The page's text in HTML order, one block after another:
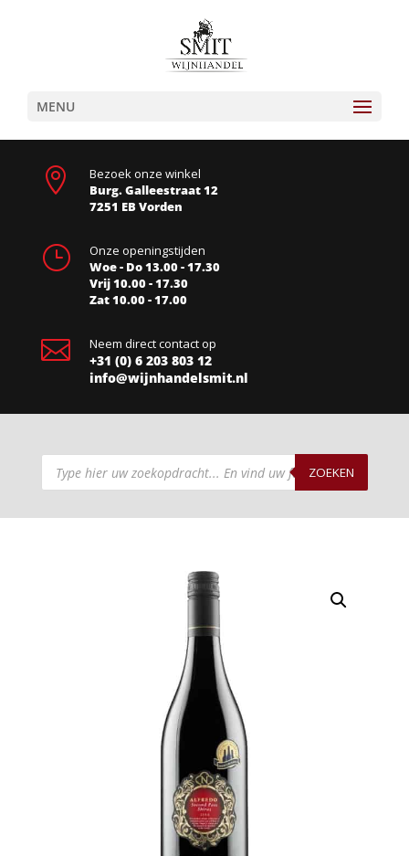
MENU

Bezoek onze winkel
Burg. Galleestraat 12
7251 EB Vorden
}
Onze openingstijden
Woe - Do 13.00 - 17.30
Vrij 10.00 - 17.30
Zat 10.00 - 17.00
 Neem direct contact op
+31 (0) 6 203 803 12
info@wijnhandelsmit.nl
Producten
zoeken ZOEKEN